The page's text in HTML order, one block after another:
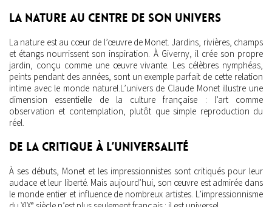
La nature au centre de son univers
La nature est au cœur de l’œuvre de Monet. Jardins, rivières, champs
et étangs nourrissent son inspiration. À Giverny, il crée son propre
jardin, conçu comme une œuvre vivante. Les célèbres nymphéas,
peints pendant des années, sont un exemple parfait de cette relation
intime avec le monde naturel.L’univers de Claude Monet illustre une
dimension essentielle de la culture française : l’art comme
observation et contemplation, plutôt que simple reproduction du
réel.
De la critique à l’universalité
À ses débuts, Monet et les impressionnistes sont critiqués pour leur
audace et leur liberté. Mais aujourd’hui, son œuvre est admirée dans
le monde entier et influence de nombreux artistes. L’impressionnisme